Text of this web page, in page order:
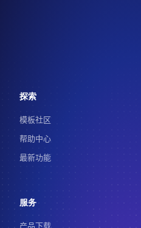
探索
模板社区
帮助中心
最新功能
服务
产品下载